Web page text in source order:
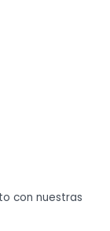
con nuestras